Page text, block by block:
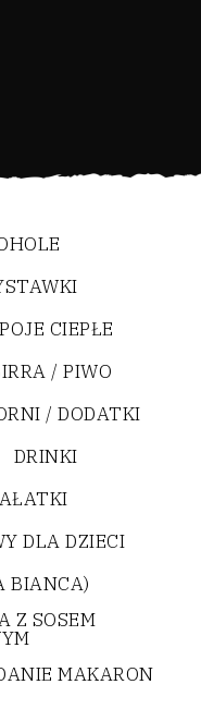
CIEPŁE
/ PIWO
/ DODATKI
DRINKI
DLA DZIECI
BIANCA)
Z SOSEM
MAKARON